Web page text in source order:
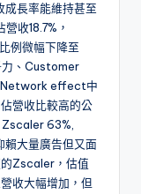
成長率能維持甚至
收18.7%，
例微幅下降至
力、Customer
Network effect中
營收比較高的公
Zscaler 63%,
大量廣告但又面
Zscaler，估值
收大幅增加，但